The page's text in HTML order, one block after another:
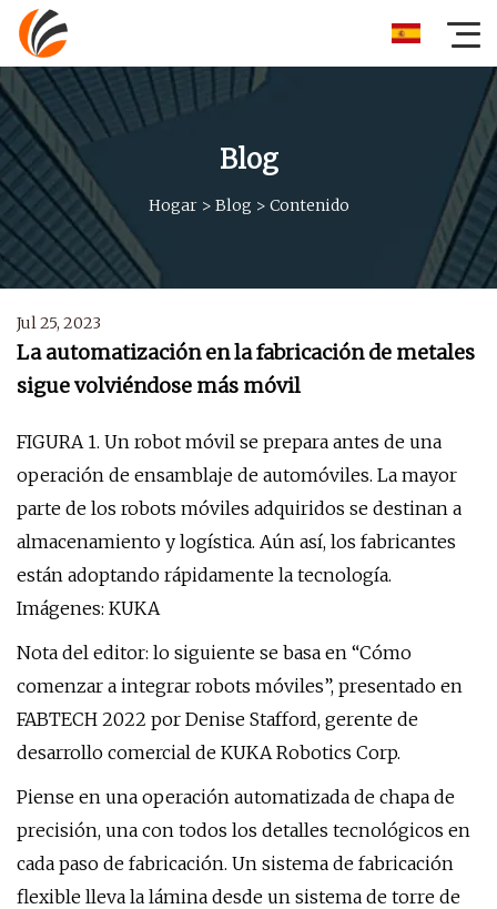
Blog
Hogar> Blog > Contenido
Jul 25, 2023
La automatización en la fabricación de metales
sigue volviéndose más móvil
FIGURA 1. Un robot móvil se prepara antes de una
operación de ensamblaje de automóviles. La mayor
parte de los robots móviles adquiridos se destinan a
almacenamiento y logística. Aún así, los fabricantes
están adoptando rápidamente la tecnología.
Imágenes: KUKA
Nota del editor: lo siguiente se basa en “Cómo
comenzar a integrar robots móviles”, presentado en
FABTECH 2022 por Denise Stafford, gerente de
desarrollo comercial de KUKA Robotics Corp.
Piense en una operación automatizada de chapa de
precisión, una con todos los detalles tecnológicos en
cada paso de fabricación. Un sistema de fabricación
flexible lleva la lámina desde un sistema de torre de